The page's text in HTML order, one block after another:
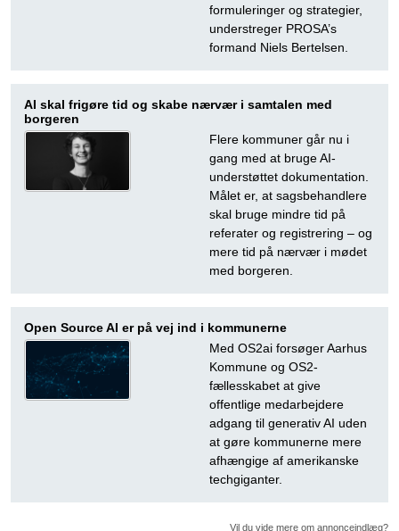
formuleringer og strategier,
understreger PROSA’s
formand Niels Bertelsen.
AI skal frigøre tid og skabe nærvær i samtalen med
borgeren
Flere kommuner går nu i
gang med at bruge AI-
understøttet dokumentation.
Målet er, at sagsbehandlere
skal bruge mindre tid på
referater og registrering – og
mere tid på nærvær i mødet
med borgeren.
Open Source AI er på vej ind i kommunerne
Med OS2ai forsøger Aarhus
Kommune og OS2-
fællesskabet at give
offentlige medarbejdere
adgang til generativ AI uden
at gøre kommunerne mere
afhængige af amerikanske
techgiganter.
Vil du vide mere om annonceindlæg?